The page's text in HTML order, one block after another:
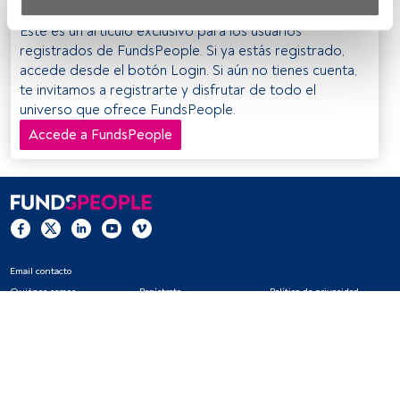
datos para proporcionar:
Utilizar datos de localización geográfica precisa. Analizar
activamente las características del dispositivo para su
identificación. Almacenar la información en un dispositivo
y/o acceder a ella.
Este es un artículo exclusivo para los usuarios
registrados de FundsPeople. Si ya estás registrado,
accede desde el botón Login. Si aún no tienes cuenta,
te invitamos a registrarte y disfrutar de todo el
universo que ofrece FundsPeople.
Accede a FundsPeople
Email contacto
Quiénes somos
Regístrate
Política de privacidad